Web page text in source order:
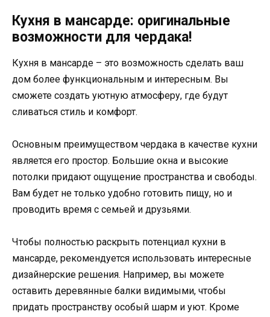
Кухня в мансарде: оригинальные
возможности для чердака!
Кухня в мансарде – это возможность сделать ваш
дом более функциональным и интересным. Вы
сможете создать уютную атмосферу, где будут
сливаться стиль и комфорт.
Основным преимуществом чердака в качестве кухни
является его простор. Большие окна и высокие
потолки придают ощущение пространства и свободы.
Вам будет не только удобно готовить пищу, но и
проводить время с семьей и друзьями.
Чтобы полностью раскрыть потенциал кухни в
мансарде, рекомендуется использовать интересные
дизайнерские решения. Например, вы можете
оставить деревянные балки видимыми, чтобы
придать пространству особый шарм и уют. Кроме